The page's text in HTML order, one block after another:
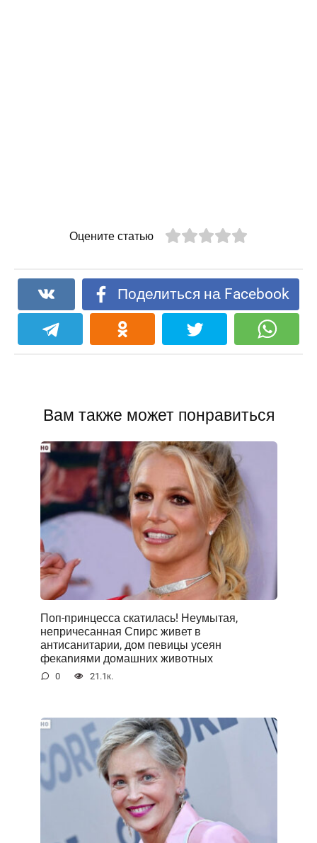
Оцените статью
Поделиться на Facebook
Вам также может понравиться
Поп-принцесса скатилась! Неумытая,
непричесанная Спирс живет в
антисанитарии, дом певицы усеян
фекаnиями домашних животных
0 21.1к.